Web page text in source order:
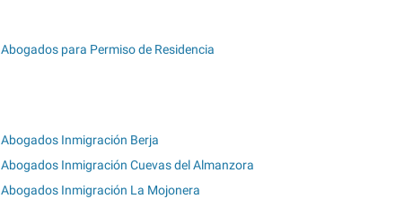
Abogados para Permiso de Residencia
Abogados Inmigración Berja
Abogados Inmigración Cuevas del Almanzora
Abogados Inmigración La Mojonera